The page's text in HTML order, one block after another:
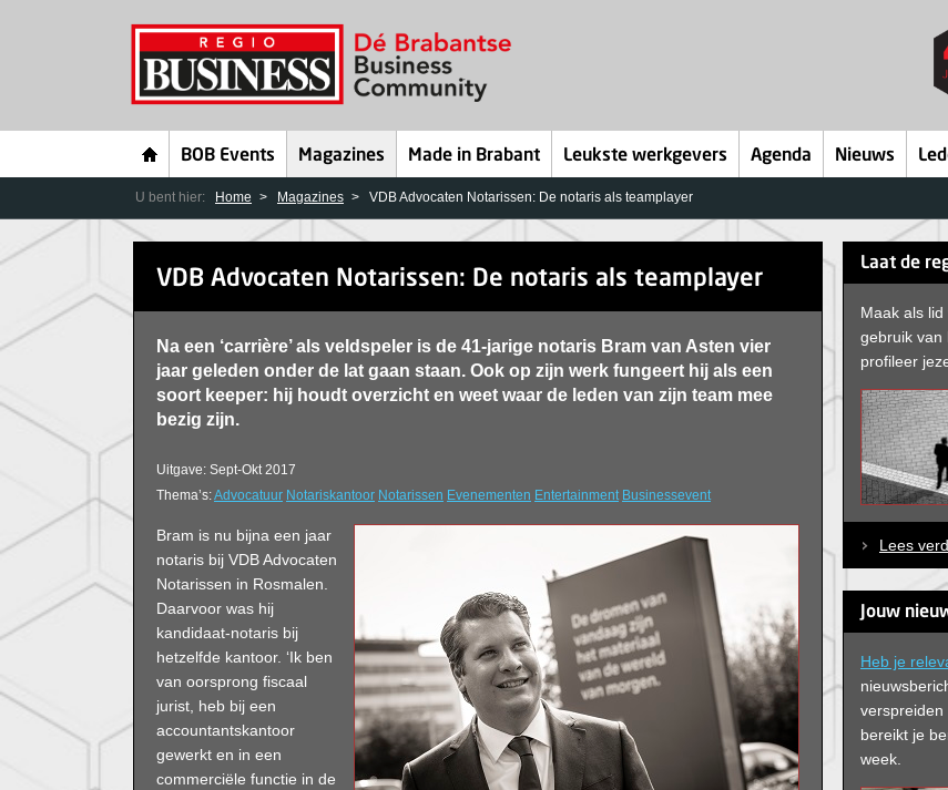
BOB Events Magazines Made in Brabant Leukste werkgevers Agenda Nieuws
U bent hier: Home Magazines VDB Advocaten Notarissen: De notaris als teamplayer
VDB Advocaten Notarissen: De notaris als teamplayer
Na een ‘carrière’ als veldspeler is de 41-jarige notaris Bram van Asten vier
jaar geleden onder de lat gaan staan. Ook op zijn werk fungeert hij als een
soort keeper: hij houdt overzicht en weet waar de leden van zijn team mee
bezig zijn.
Uitgave: Sept-Okt 2017
Thema’s:Advocatuur Notariskantoor Notarissen Evenementen Entertainment Businessevent
Bram is nu bijna een jaar
notaris bij VDB Advocaten
Notarissen in Rosmalen.
Daarvoor was hij
kandidaat-notaris bij
hetzelfde kantoor. ‘Ik ben
van oorsprong fiscaal
jurist, heb bij een
accountantskantoor
gewerkt en in een
commerciële functie in de
Laat de
Maak als
gebruik van
profileer
Lees
Jouw
Heb je
verspreiden
bereikt je
week.